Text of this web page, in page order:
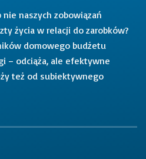
nie naszych zobowiązań
życia w relacji do zarobków?
domowego budżetu
– odciąża, ale efektywne
też od subiektywnego